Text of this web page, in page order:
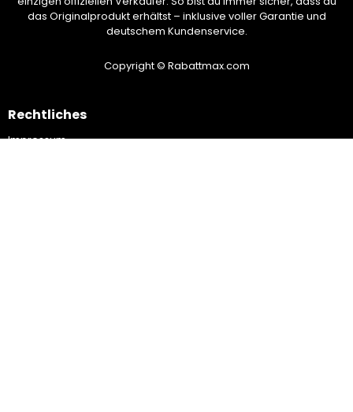
das Originalprodukt erhältst – inklusive voller Garantie und
deutschem Kundenservice.
Copyright © Rabattmax.com
Rechtliches
Impressum